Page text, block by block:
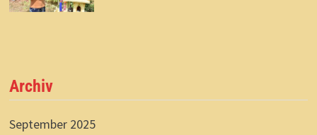
Archiv
September 2025